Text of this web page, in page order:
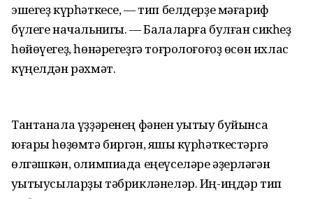
эшегеҙ күрһәткесе, — тип белдерҙе мәғариф
бүлеге начальнигы. — Балаларға булған сикһеҙ
һөйөүегеҙ, һөнәрегеҙгә тоғролоғоғоҙ өсөн ихлас
күңелдән рәхмәт.
Тантанала үҙҙәренең фәнен уҡытыу буйынса
юғары һөҙөмтә биргән, яҡшы күрһәткестәргә
өлгәшкән, олимпиада еңеүселәре әҙерләгән
уҡытыусыларҙы тәбрикләнеләр. Иң-иңдәр тип